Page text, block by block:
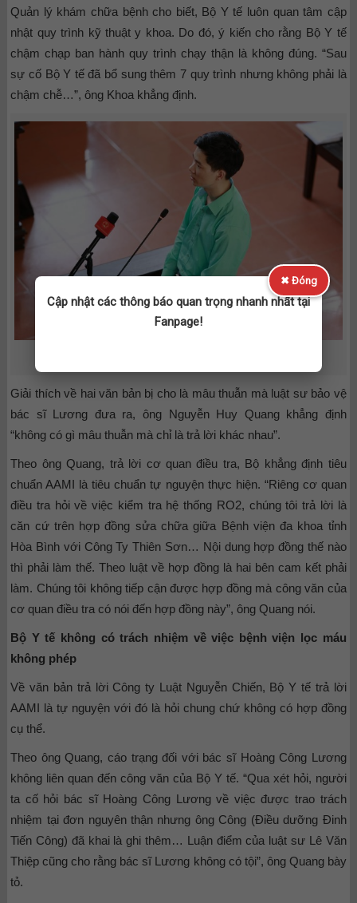
Quản lý khám chữa bệnh cho biết, Bộ Y tế luôn quan tâm cập
nhật quy trình kỹ thuật y khoa. Do đó, ý kiến cho rằng Bộ Y tế
chậm chạp ban hành quy trình chạy thận là không đúng. “Sau
sự cố Bộ Y tế đã bổ sung thêm 7 quy trình nhưng không phải là
chậm chễ…”, ông Khoa khẳng định.
Giải thích về hai văn bản bị cho là mâu thuẫn mà luật sư bảo vệ
bác sĩ Lương đưa ra, ông Nguyễn Huy Quang khẳng định
“không có gì mâu thuẫn mà chỉ là trả lời khác nhau”.
Theo ông Quang, trả lời cơ quan điều tra, Bộ khẳng định tiêu
chuẩn AAMI là tiêu chuẩn tự nguyện thực hiện. “Riêng cơ quan
điều tra hỏi về việc kiểm tra hệ thống RO2, chúng tôi trả lời là
căn cứ trên hợp đồng sửa chữa giữa Bệnh viện đa khoa tỉnh
Hòa Bình với Công Ty Thiên Sơn… Nội dung hợp đồng thế nào
thì phải làm thế. Theo luật về hợp đồng là hai bên cam kết phải
làm. Chúng tôi không tiếp cận được hợp đồng mà công văn của
cơ quan điều tra có nói đến hợp đồng này”, ông Quang nói.
Bộ Y tế không có trách nhiệm về việc bệnh viện lọc máu
không phép
Về văn bản trả lời Công ty Luật Nguyễn Chiến, Bộ Y tế trả lời
AAMI là tự nguyện với đó là hỏi chung chứ không có hợp đồng
cụ thể.
Theo ông Quang, cáo trạng đối với bác sĩ Hoàng Công Lương
không liên quan đến công văn của Bộ Y tế. “Qua xét hỏi, người
ta cố hỏi bác sĩ Hoàng Công Lương về việc được trao trách
nhiệm tại đơn nguyên thận nhưng ông Công (Điều dưỡng Đinh
Tiến Công) đã khai là ghi thêm… Luận điểm của luật sư Lê Văn
Thiệp cũng cho rằng bác sĩ Lương không có tội”, ông Quang bày
tỏ.
✖ Đóng
Cập nhật các thông báo quan trọng nhanh nhất tại
Fanpage!